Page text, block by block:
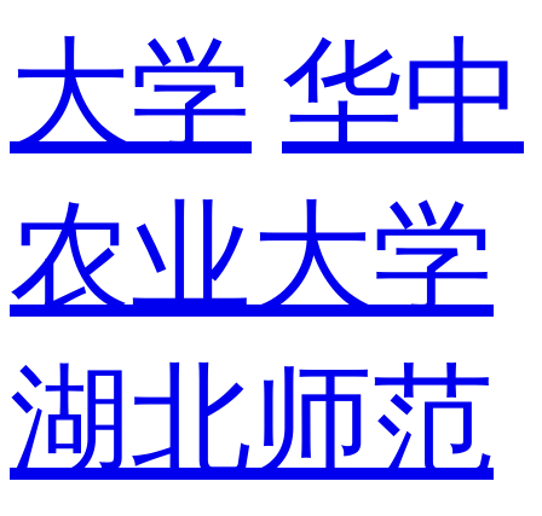
大学 华中
农业大学
湖北师范